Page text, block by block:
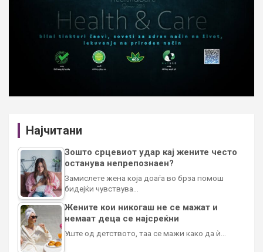
Најчитани
Зошто срцевиот удар кај жените често
останува непрепознаен?
Замислете жена која доаѓа во брза помош
бидејќи чувствува…
Жените кои никогаш не се мажат и
немаат деца се најсреќни
Уште од детството, таа се мажи како да ѝ…